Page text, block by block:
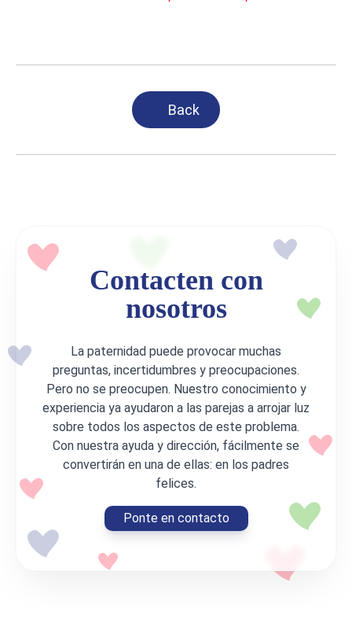
Back
Contacten con
nosotros
La paternidad puede provocar muchas
preguntas, incertidumbres y preocupaciones.
Pero no se preocupen. Nuestro conocimiento y
experiencia ya ayudaron a las parejas a arrojar luz
sobre todos los aspectos de este problema.
Con nuestra ayuda y dirección, fácilmente se
convertirán en una de ellas: en los padres
felices.
Ponte en contacto